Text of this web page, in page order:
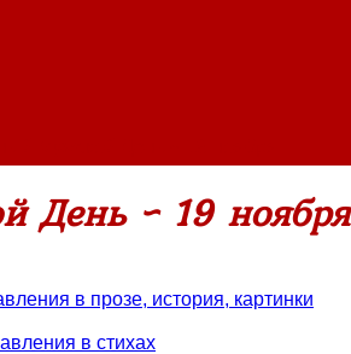
День ~ 19 ноября
в прозе, история, картинки
в стихах